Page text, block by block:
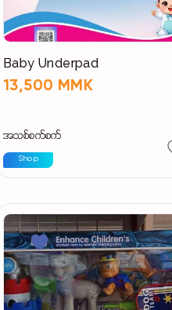
Baby Underpad
13,500 MMK
အသစ်စက်စက်
Shop